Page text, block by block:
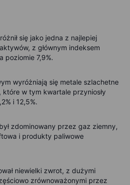
się jako jedna z najlepiej
z głównym indeksem
poziomie 7,9%.
wyróżniają się metale szlachetne
które w tym kwartale przyniosły
i 12,5%.
zdominowany przez gaz ziemny,
i produkty paliwowe
niewielki zwrot, z dużymi
zrównoważonymi przez